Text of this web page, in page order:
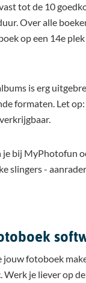
tot de 10
Over alle
op een 14e plek
is erg
formaten. Let
je bij MyPhotofun
slingers -
jouw fotoboek
je liever op